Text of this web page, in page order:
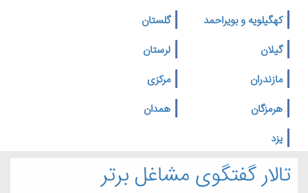
کهگیلویه و بویراحمد
گلستان
گیلان
لرستان
مازندران
مرکزی
هرمزگان
همدان
یزد
تالار گفتگوی مشاغل برتر